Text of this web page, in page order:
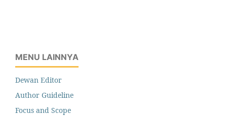
MENU LAINNYA
Dewan Editor
Author Guideline
Focus and Scope